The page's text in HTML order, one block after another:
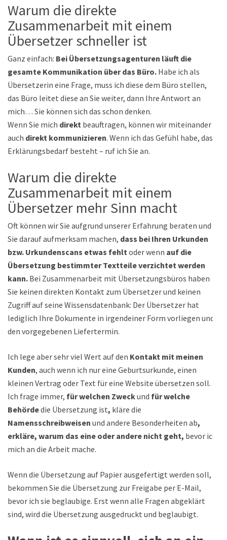
Warum die direkte
Zusammenarbeit mit einem
Übersetzer schneller ist
Ganz einfach: Bei Übersetzungsagenturen läuft die
gesamte Kommunikation über das Büro. Habe ich als
Übersetzerin eine Frage, muss ich diese dem Büro stellen,
das Büro leitet diese an Sie weiter, dann Ihre Antwort an
mich… Sie können sich das schon denken.
Wenn Sie mich direkt beauftragen, können wir miteinander
auch direkt kommunizieren. Wenn ich das Gefühl habe, dass
Erklärungsbedarf besteht – ruf ich Sie an.
Warum die direkte
Zusammenarbeit mit einem
Übersetzer mehr Sinn macht
Oft können wir Sie aufgrund unserer Erfahrung beraten und
Sie darauf aufmerksam machen, dass bei Ihren Urkunden
bzw. Urkundenscans etwas fehlt oder wenn auf die
Übersetzung bestimmter Textteile verzichtet werden
kann. Bei Zusammenarbeit mit Übersetzungsbüros haben
Sie keinen direkten Kontakt zum Übersetzer und keinen
Zugriff auf seine Wissensdatenbank: Der Übersetzer hat
lediglich Ihre Dokumente in irgendeiner Form vorliegen und
den vorgegebenen Liefertermin.
Ich lege aber sehr viel Wert auf den Kontakt mit meinen
Kunden, auch wenn ich nur eine Geburtsurkunde, einen
kleinen Vertrag oder Text für eine Website übersetzen soll.
Ich frage immer, für welchen Zweckund für welche
Behördedie Übersetzung ist, kläre die
Namensschreibweisen und andere Besonderheiten ab,
erkläre, warum das eine oder andere nicht geht, bevor ich
mich an die Arbeit mache.
Wenn die Übersetzung auf Papier ausgefertigt werden soll,
bekommen Sie die Übersetzung zur Freigabe per E-Mail,
bevor ich sie beglaubige. Erst wenn alle Fragen abgeklärt
sind, wird die Übersetzung ausgedruckt und beglaubigt.